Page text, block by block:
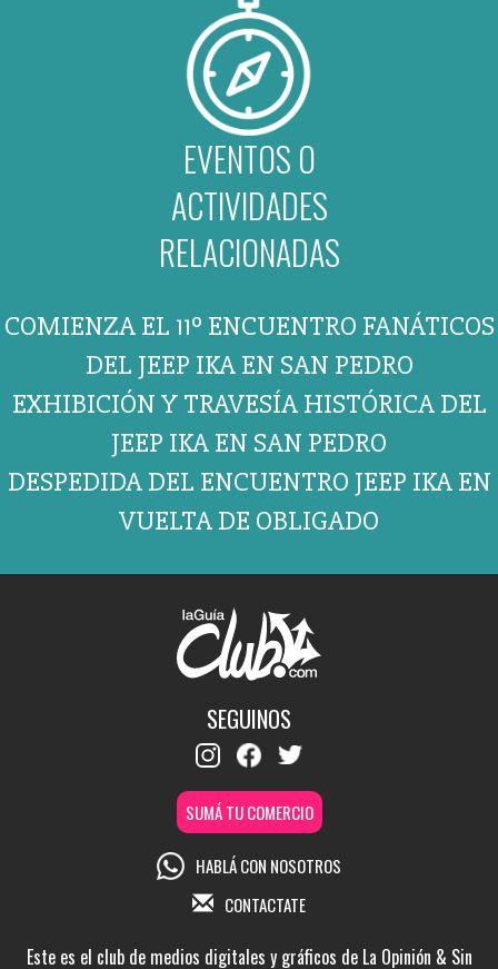
EVENTOS O
ACTIVIDADES
RELACIONADAS
COMIENZA EL 11º ENCUENTRO FANÁTICOS
DEL JEEP IKA EN SAN PEDRO
EXHIBICIÓN Y TRAVESÍA HISTÓRICA DEL
JEEP IKA EN SAN PEDRO
DESPEDIDA DEL ENCUENTRO JEEP IKA EN
VUELTA DE OBLIGADO
SEGUINOS
SUMÁ TU COMERCIO
HABLÁ CON NOSOTROS
CONTACTATE
Este es el club de medios digitales y gráficos de La Opinión & Sin